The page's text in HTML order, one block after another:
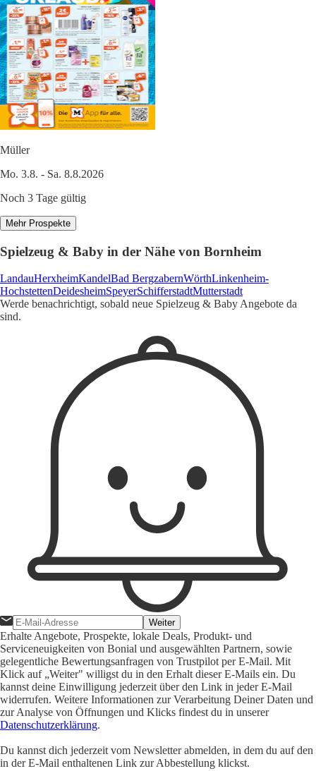
Müller
Mo. 3.8. - Sa. 8.8.2026
Noch 3 Tage gültig
Mehr Prospekte
Spielzeug & Baby in der Nähe von Bornheim
LandauHerxheimKandelBad BergzabernWörthLinkenheim-
HochstettenDeidesheimSpeyerSchifferstadtMutterstadt
Werde benachrichtigt, sobald neue Spielzeug & Baby Angebote da
sind.
Weiter
Erhalte Angebote, Prospekte, lokale Deals, Produkt- und
Serviceneuigkeiten von Bonial und ausgewählten Partnern, sowie
gelegentliche Bewertungsanfragen von Trustpilot per E-Mail. Mit
Klick auf „Weiter" willigst du in den Erhalt dieser E-Mails ein. Du
kannst deine Einwilligung jederzeit über den Link in jeder E-Mail
widerrufen. Weitere Informationen zur Verarbeitung Deiner Daten und
zur Analyse von Öffnungen und Klicks findest du in unserer
Datenschutzerklärung.
Du kannst dich jederzeit vom Newsletter abmelden, in dem du auf den
in der E-Mail enthaltenen Link zur Abbestellung klickst.